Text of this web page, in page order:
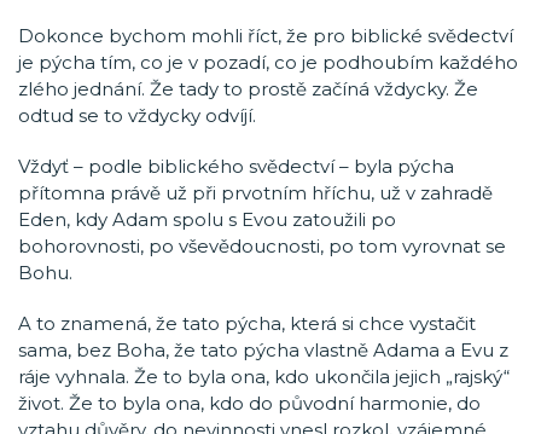
Dokonce bychom mohli říct, že pro biblické svědectví
je pýcha tím, co je v pozadí, co je podhoubím každého
zlého jednání. Že tady to prostě začíná vždycky. Že
odtud se to vždycky odvíjí.
Vždyť – podle biblického svědectví – byla pýcha
přítomna právě už při prvotním hříchu, už v zahradě
Eden, kdy Adam spolu s Evou zatoužili po
bohorovnosti, po vševědoucnosti, po tom vyrovnat se
Bohu.
A to znamená, že tato pýcha, která si chce vystačit
sama, bez Boha, že tato pýcha vlastně Adama a Evu z
ráje vyhnala. Že to byla ona, kdo ukončila jejich „rajský“
život. Že to byla ona, kdo do původní harmonie, do